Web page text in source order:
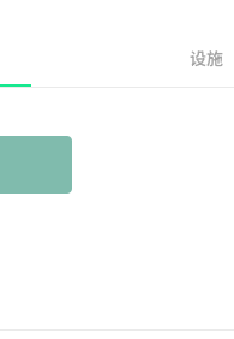
设施